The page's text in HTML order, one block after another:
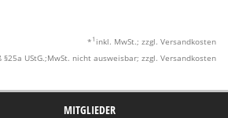
* 1 inkl. MwSt.; zzgl. Versandkosten
UStG.;MwSt. nicht ausweisbar; zzgl. Versandkosten
MITGLIEDER